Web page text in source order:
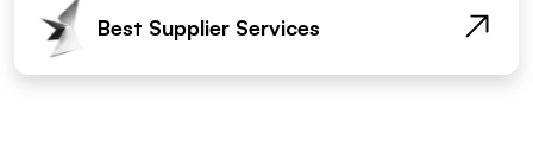
Best Supplier Services